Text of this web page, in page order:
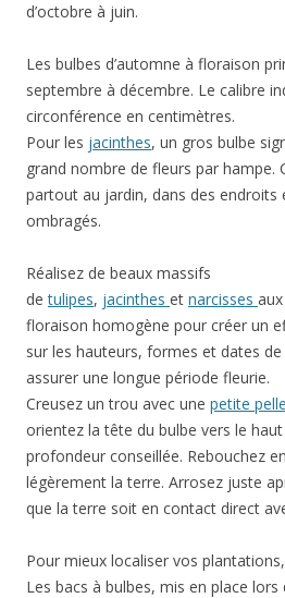
d’octobre à juin.
Les bulbes d’automne à floraison
septembre à décembre. Le calibre
circonférence en centimètres.
Pour les jacinthes, un gros bulbe
grand nombre de fleurs par hampe.
partout au jardin, dans des endroits
ombragés.
Réalisez de beaux massifs
detulipes, jacinthes et narcisses
floraison homogène pour créer un
sur les hauteurs, formes et dates
assurer une longue période fleurie.
Creusez un trou avec une petite pelle
orientez la tête du bulbe vers le
profondeur conseillée. Rebouchez
légèrement la terre. Arrosez juste
que la terre soit en contact direct
Pour mieux localiser vos
Les bacs à bulbes, mis en place